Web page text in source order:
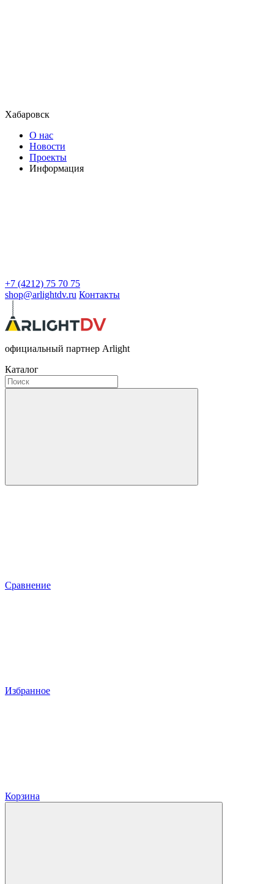
Хабаровск
О нас
Новости
Проекты
Информация
+7 (4212) 75 70 75
shop@arlightdv.ru Контакты
официальный партнер Arlight
Каталог
Сравнение
Избранное
Корзина